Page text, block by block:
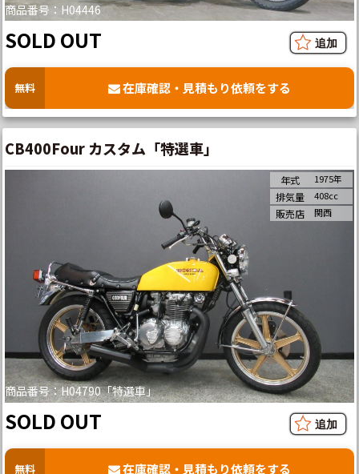
商品番号：H04446
SOLD OUT
無料 在庫確認・見積もり依頼をする
CB400Four カスタム「特選車」
商品番号：H04790「特選車」
年式 1975年
排気量 408cc
販売店 関西
SOLD OUT
無料 在庫確認・見積もり依頼をする